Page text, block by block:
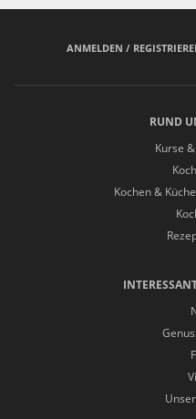
ANMELDEN /
RUND
Kurse
Kochen &